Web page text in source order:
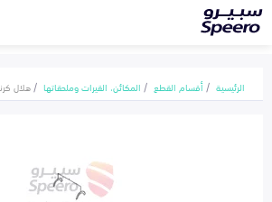
الرئيسية أقسام القطع المكائن، القيرات وملحقاتها هلال كرنك -